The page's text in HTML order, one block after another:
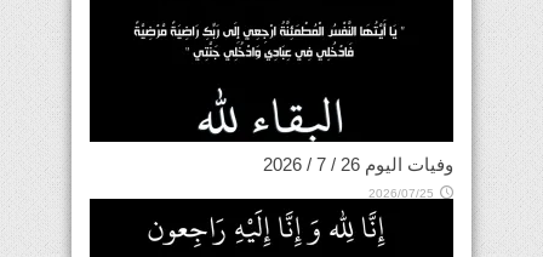
وفيات اليوم 26 / 7 / 2026
2026/07/25